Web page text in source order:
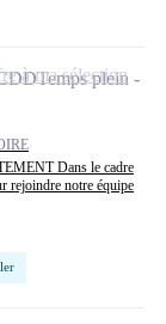
Dans le cadre
rejoindre notre équipe
Temps plein
à ma sélection